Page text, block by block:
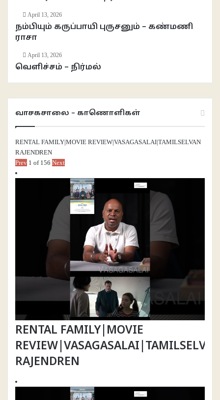
April 13, 2026
நம்பியும் கருப்பாயி புருசனும் – கண்மணி
ராசா
April 13, 2026
வெளிச்சம் – நிர்மல்
வாசகசாலை – காணொளிகள்
RENTAL FAMILY|MOVIE REVIEW|VASAGASALAI|TAMILSELVAN
RAJENDREN
Prev 1 of 156 Next
RENTAL FAMILY|MOVIE
RAJENDREN